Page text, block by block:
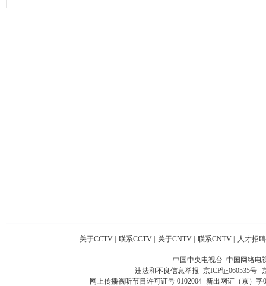
关于CCTV 联系CCTV 关于CNTV 联系CNTV 人才招聘
中国中央电视台 中国网络电
违法和不良信息举报 京ICP证060535号
网上传播视听节目许可证号 0102004 新出网证（京）